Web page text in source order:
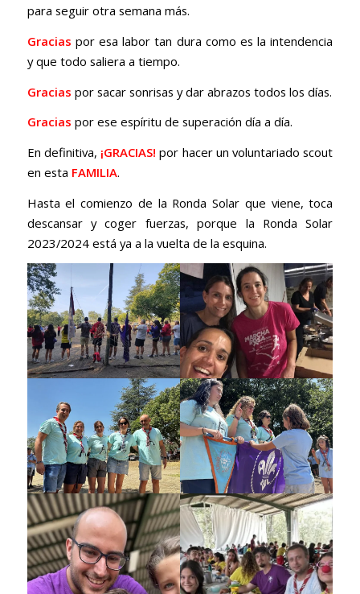
para seguir otra semana más.
Gracias por esa labor tan dura como es la intendencia
y que todo saliera a tiempo.
Gracias por sacar sonrisas y dar abrazos todos los días.
Gracias por ese espíritu de superación día a día.
En definitiva, ¡GRACIAS! por hacer un voluntariado scout
en esta FAMILIA.
Hasta el comienzo de la Ronda Solar que viene, toca
descansar y coger fuerzas, porque la Ronda Solar
2023/2024 está ya a la vuelta de la esquina.